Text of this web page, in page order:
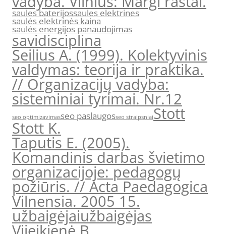
saules baterijossaules elektrines
saulės elektrinės kaina
saulės energijos panaudojimas
savidisciplina
Seilius A. (1999). Kolektyvinis
valdymas: teorija ir praktika.
// Organizacijų vadyba:
sisteminiai tyrimai. Nr.12
seo optimizavimasseo paslaugosseo straipsniaiStott
Stott K.
Taputis E. (2005).
Komandinis darbas švietimo
organizacijoje: pedagogų
požiūris. // Acta Paedagogica
Vilnensia. 2005 15.
užbaigėjaiužbaigėjas